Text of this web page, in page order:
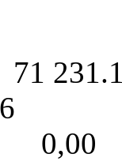
: 0,00